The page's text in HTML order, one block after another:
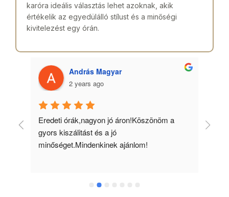
karóra ideális választás lehet azoknak, akik
értékelik az egyedülálló stílust és a minőségi
kivitelezést egy órán.
András Magyar
2 years ago
Eredeti órák,nagyon jó áron!Köszönöm a
gyors kiszálitást és a jó
minőséget.Mindenkinek ajánlom!